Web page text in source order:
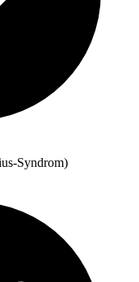
Syndrom)